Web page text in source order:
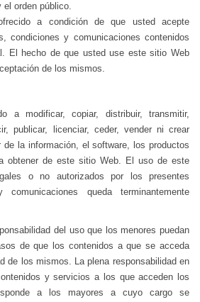
el orden público.
a condición de que usted acepte
condiciones y comunicaciones contenidos
El hecho de que usted use este sitio Web
de los mismos.
a modificar, copiar, distribuir, transmitir,
publicar, licenciar, ceder, vender ni crear
de la información, el software, los productos
obtener de este sitio Web. El uso de este
o no autorizados por los presentes
queda terminantemente
del uso que los menores puedan
de que los contenidos a que se acceda
de los mismos. La plena responsabilidad en
y servicios a los que acceden los
a los mayores a cuyo cargo se